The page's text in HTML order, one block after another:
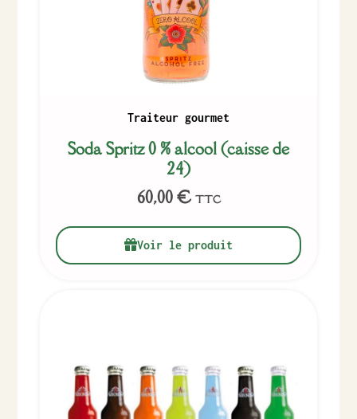
Traiteur gourmet
Soda Spritz 0 % alcool (caisse de
24)
60,00€ TTC
Voir le produit